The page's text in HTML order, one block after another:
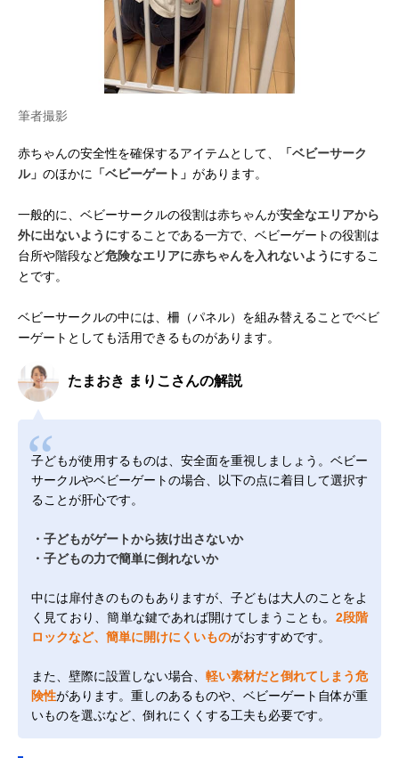
筆者撮影
赤ちゃんの安全性を確保するアイテムとして、
「ベビーサーク
ル」 のほかに 「ベビーゲート」 があります。
一般的に、ベビーサークルの役割は赤ちゃんが安全なエリアから
外に出ないようにすることである一方で、ベビーゲートの役割は
台所や階段など危険なエリアに赤ちゃんを入れないようにするこ
とです。
ベビーサークルの中には、柵（パネル）を組み替えることでベビ
ーゲートとしても活用できるものがあります。
たまおき まりこさんの解説
子どもが使用するものは、安全面を重視しましょう。ベビー
サークルやベビーゲートの場合、以下の点に着目して選択す
ることが肝心です。
・子どもがゲートから抜け出さないか
・子どもの力で簡単に倒れないか
中には扉付きのものもありますが、子どもは大人のことをよ
く見ており、簡単な鍵であれば開けてしまうことも。 2段階
ロックなど、簡単に開けにくいものがおすすめです。
また、壁際に設置しない場合、 軽い素材だと倒れてしまう危
険性があります。重しのあるものや、ベビーゲート自体が重
いものを選ぶなど、倒れにくくする工夫も必要です。